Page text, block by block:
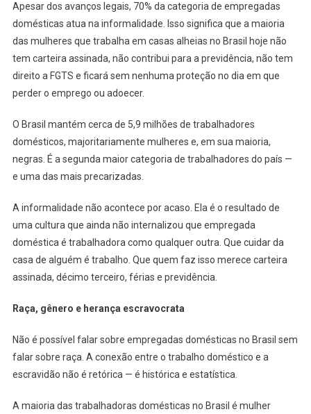
Apesar dos avanços legais, 70% da categoria de empregadas
domésticas atua na informalidade. Isso significa que a maioria
das mulheres que trabalha em casas alheias no Brasil hoje não
tem carteira assinada, não contribui para a previdência, não tem
direito a FGTS e ficará sem nenhuma proteção no dia em que
perder o emprego ou adoecer.
O Brasil mantém cerca de 5,9 milhões de trabalhadores
domésticos, majoritariamente mulheres e, em sua maioria,
negras. É a segunda maior categoria de trabalhadores do país —
e uma das mais precarizadas.
A informalidade não acontece por acaso. Ela é o resultado de
uma cultura que ainda não internalizou que empregada
doméstica é trabalhadora como qualquer outra. Que cuidar da
casa de alguém é trabalho. Que quem faz isso merece carteira
assinada, décimo terceiro, férias e previdência.
Raça, gênero e herança escravocrata
Não é possível falar sobre empregadas domésticas no Brasil sem
falar sobre raça. A conexão entre o trabalho doméstico e a
escravidão não é retórica — é histórica e estatística.
A maioria das trabalhadoras domésticas no Brasil é mulher